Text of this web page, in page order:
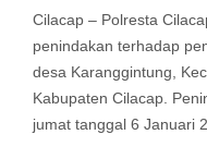
Cilacap – Polresta
penindakan terhadap
desa Karanggintung,
Kabupaten Cilacap.
jumat tanggal 6 Januari